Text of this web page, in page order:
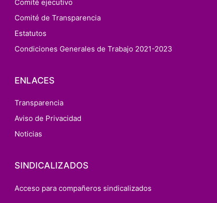
Comité ejecutivo
Comité de Transparencia
Estatutos
Condiciones Generales de Trabajo 2021-2023
ENLACES
Transparencia
Aviso de Privacidad
Noticias
SINDICALIZADOS
Acceso para compañeros sindicalizados